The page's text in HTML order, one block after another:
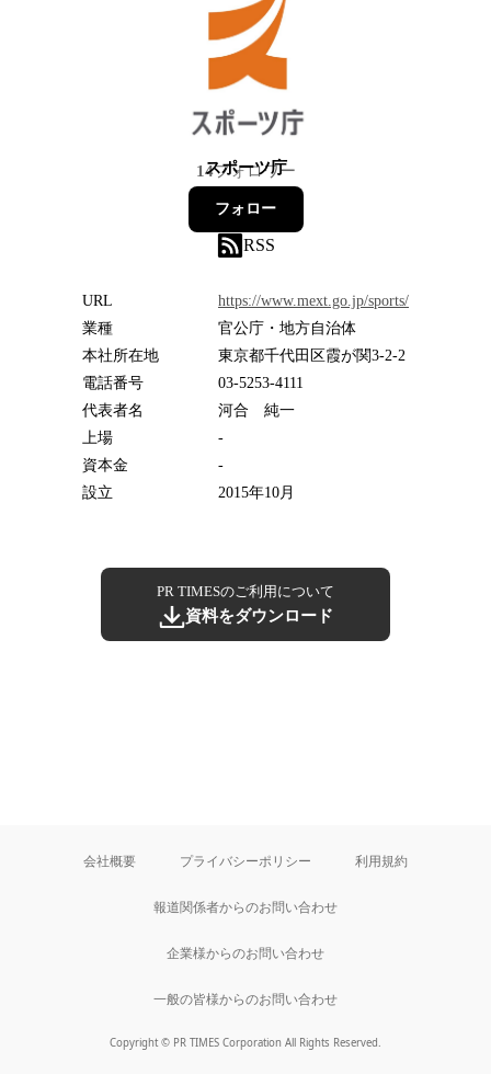
スポーツ庁
14フォロワー
フォロー
RSS
URL
https://www.mext.go.jp/sports/
業種
官公庁・地方自治体
本社所在地
東京都千代田区霞が関3-2-2
電話番号
03-5253-4111
代表者名
河合 純一
上場
-
資本金
-
設立
2015年10月
PR TIMESのご利用について
資料をダウンロード
会社概要 プライバシーポリシー 利用規約
報道関係者からのお問い合わせ
企業様からのお問い合わせ
一般の皆様からのお問い合わせ
Copyright © PR TIMES Corporation All Rights Reserved.